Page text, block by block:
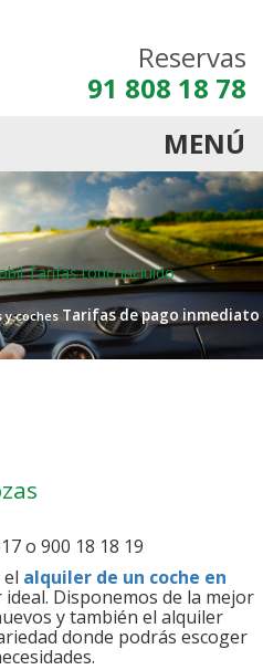
Reservas
91 808 18 78
MENÚ
Tarifas todo incluido
coches Tarifas de pago inmediato
o 900 18 18 19
alquiler de un coche en
Disponemos de la mejor
y también el alquiler
donde podrás escoger